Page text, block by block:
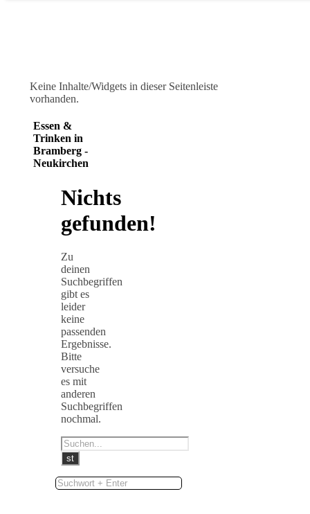
Keine Inhalte/Widgets in dieser Seitenleiste
vorhanden.
Essen &
Trinken in
Bramberg -
Neukirchen
Nichts
gefunden!
Zu
deinen
Suchbegriffen
gibt es
leider
keine
passenden
Ergebnisse.
Bitte
versuche
es mit
anderen
Suchbegriffen
nochmal.